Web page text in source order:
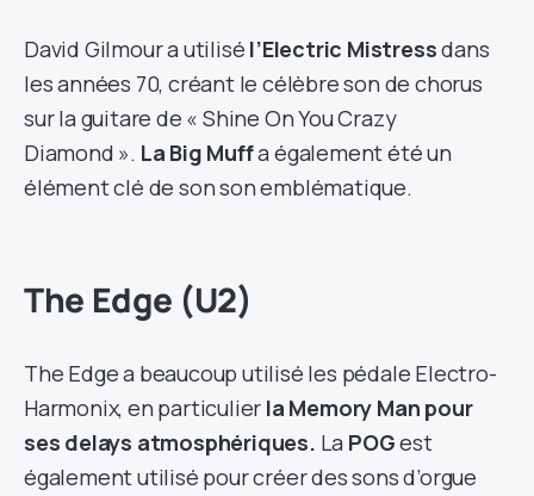
David Gilmour a utilisé l’Electric Mistressdans
les années 70, créant le célèbre son de chorus
sur la guitare de « Shine On You Crazy
Diamond ». La Big Muffa également été un
élément clé de son son emblématique.
The Edge (U2)
The Edge a beaucoup utilisé les pédale Electro-
Harmonix, en particulier la Memory Man pour
ses delays atmosphériques. La POGest
également utilisé pour créer des sons d’orgue